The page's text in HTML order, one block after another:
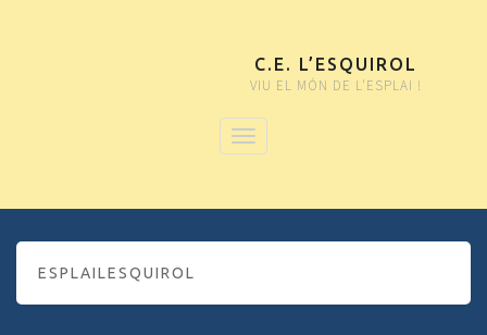
C.E. L’ESQUIROL
VIU EL MÓN DE L'ESPLAI !
ESPLAILESQUIROL